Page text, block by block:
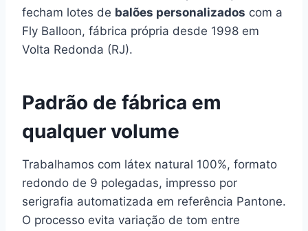
fecham lotes de balões personalizados com a
Fly Balloon, fábrica própria desde 1998 em
Volta Redonda (RJ).
Padrão de fábrica em
qualquer volume
Trabalhamos com látex natural 100%, formato
redondo de 9 polegadas, impresso por
serigrafia automatizada em referência Pantone.
O processo evita variação de tom entre